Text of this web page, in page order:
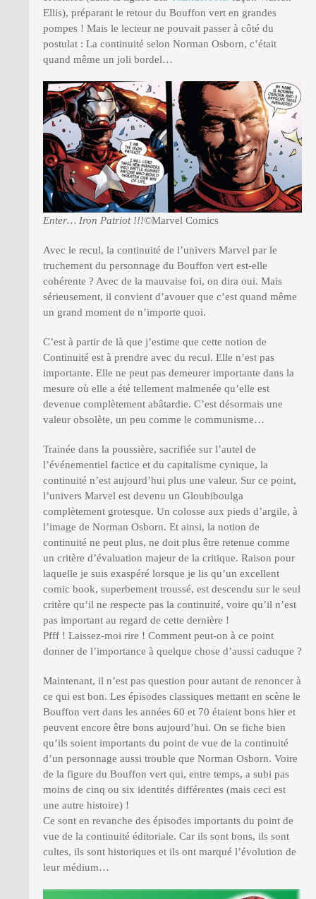
Ellis), préparant le retour du Bouffon vert en grandes
pompes ! Mais le lecteur ne pouvait passer à côté du
postulat : La continuité selon Norman Osborn, c’était
quand même un joli bordel…
Enter… Iron Patriot !!!©Marvel Comics
Avec le recul, la continuité de l’univers Marvel par le
truchement du personnage du Bouffon vert est-elle
cohérente ? Avec de la mauvaise foi, on dira oui. Mais
sérieusement, il convient d’avouer que c’est quand même
un grand moment de n’importe quoi.
C’est à partir de là que j’estime que cette notion de
Continuité est à prendre avec du recul. Elle n’est pas
importante. Elle ne peut pas demeurer importante dans la
mesure où elle a été tellement malmenée qu’elle est
devenue complètement abâtardie. C’est désormais une
valeur obsolète, un peu comme le communisme…
Trainée dans la poussière, sacrifiée sur l’autel de
l’événementiel factice et du capitalisme cynique, la
continuité n’est aujourd’hui plus une valeur. Sur ce point,
l’univers Marvel est devenu un Gloubiboulga
complètement grotesque. Un colosse aux pieds d’argile, à
l’image de Norman Osborn. Et ainsi, la notion de
continuité ne peut plus, ne doit plus être retenue comme
un critère d’évaluation majeur de la critique. Raison pour
laquelle je suis exaspéré lorsque je lis qu’un excellent
comic book, superbement troussé, est descendu sur le seul
critère qu’il ne respecte pas la continuité, voire qu’il n’est
pas important au regard de cette dernière !
Pfff ! Laissez-moi rire ! Comment peut-on à ce point
donner de l’importance à quelque chose d’aussi caduque ?
Maintenant, il n’est pas question pour autant de renoncer à
ce qui est bon. Les épisodes classiques mettant en scène le
Bouffon vert dans les années 60 et 70 étaient bons hier et
peuvent encore être bons aujourd’hui. On se fiche bien
qu’ils soient importants du point de vue de la continuité
d’un personnage aussi trouble que Norman Osborn. Voire
de la figure du Bouffon vert qui, entre temps, a subi pas
moins de cinq ou six identités différentes (mais ceci est
une autre histoire) !
Ce sont en revanche des épisodes importants du point de
vue de la continuité éditoriale. Car ils sont bons, ils sont
cultes, ils sont historiques et ils ont marqué l’évolution de
leur médium…